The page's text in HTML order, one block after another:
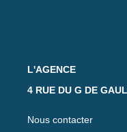
L'AGENCE
4 RUE DU G DE
Nous contacter